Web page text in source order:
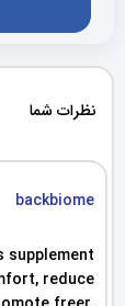
نظرات شما
backbiome
supplement
reduce